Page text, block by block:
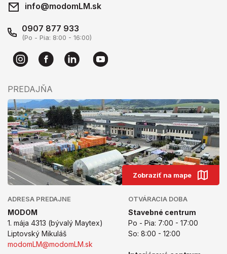
info@modomLM.sk
0907 877 933
(Po - Pia: 8:00 - 16:00)
PREDAJŇA
Zobraziť na mape
ADRESA PREDAJNE
MODOM
1. mája 4313 (bývalý Maytex)
Liptovský Mikuláš
modomLM@modomLM.sk
OTVÁRACIA DOBA
Stavebné centrum
Po - Pia: 7:00 - 17:00
So: 8:00 - 12:00